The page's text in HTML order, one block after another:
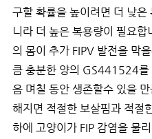
구할 확률을 높이려면 더 낮은
니라 더 높은 복용량이 필요합
의 몸이 추가 FIPV 발전을 막
큼 충분한 양의 GS441524를
음 며칠 동안 생존할수 있을
해지면 적절한 보살핌과 적절
하에 고양이가 FIP 감염을 물